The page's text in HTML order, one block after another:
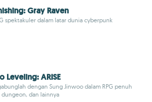
Gray Raven
spektakuler dalam latar dunia cyberpunk
Leveling: ARISE
dengan Sung Jinwoo dalam RPG penuh
dungeon, dan lainnya